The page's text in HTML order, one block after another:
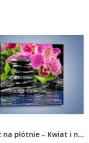
Obraz na płótnie – Kwiat i nie tylko –...